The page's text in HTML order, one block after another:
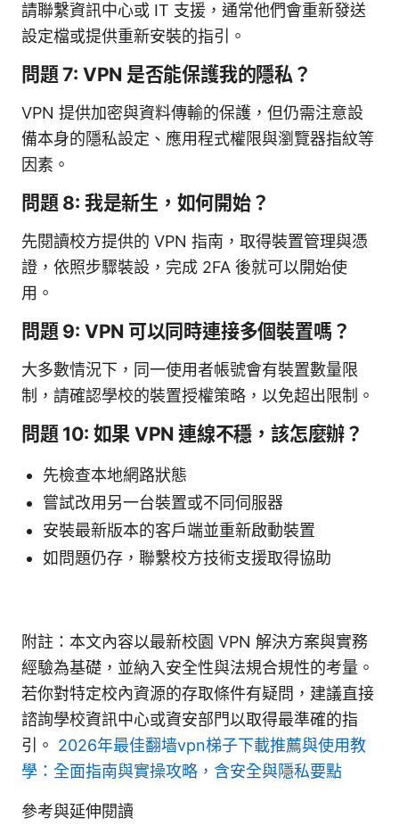
請聯繫資訊中心或 IT 支援，通常他們會重新發送
設定檔或提供重新安裝的指引。
問題 7: VPN 是否能保護我的隱私？
VPN 提供加密與資料傳輸的保護，但仍需注意設
備本身的隱私設定、應用程式權限與瀏覽器指紋等
因素。
問題 8: 我是新生，如何開始？
先閱讀校方提供的 VPN 指南，取得裝置管理與憑
證，依照步驟裝設，完成 2FA 後就可以開始使
用。
問題 9: VPN 可以同時連接多個裝置嗎？
大多數情況下，同一使用者帳號會有裝置數量限
制，請確認學校的裝置授權策略，以免超出限制。
問題 10: 如果 VPN 連線不穩，該怎麼辦？
先檢查本地網路狀態
嘗試改用另一台裝置或不同伺服器
安裝最新版本的客戶端並重新啟動裝置
如問題仍存，聯繫校方技術支援取得協助
附註：本文內容以最新校園 VPN 解決方案與實務
經驗為基礎，並納入安全性與法規合規性的考量。
若你對特定校內資源的存取條件有疑問，建議直接
諮詢學校資訊中心或資安部門以取得最準確的指
引。 2026年最佳翻墙vpn梯子下載推薦與使用教
學：全面指南與實操攻略，含安全與隱私要點
參考與延伸閱讀